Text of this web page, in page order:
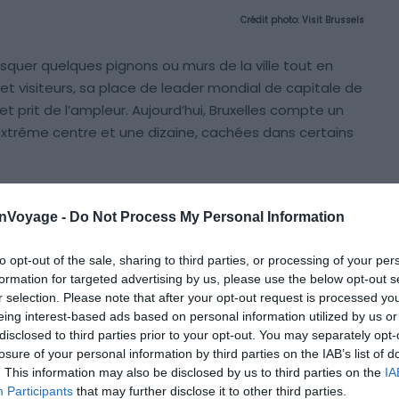
- Do Not Process My Personal Information
opt-out of the sale, sharing to third parties, or processing of your
for targeted advertising by us, please use the below opt-out
selection. Please note that after your opt-out request is processed
interest-based ads based on personal information utilized by us
to third parties prior to your opt-out. You may separately
of your personal information by third parties on the IAB’s list of
This information may also be disclosed by us to third parties on the
Participants that may further disclose it to other third parties.
Crédit photo: Visit Brussels
quelques pignons ou murs de la ville tout en
visiteurs, sa place de leader mondial de capitale de
prit de l’ampleur. Aujourd’hui, Bruxelles compte un
centre et une dizaine, cachées dans certains
des fresques sur la carte située en bas de
à être réalisé, il a été inauguré en Juillet 1991 et